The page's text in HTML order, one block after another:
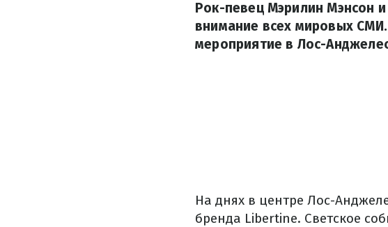
Рок-певец Мэрилин Мэнсон
внимание всех мировых СМИ.
мероприятие в Лос-
На днях в центре Лос-
бренда Libertine. Светское